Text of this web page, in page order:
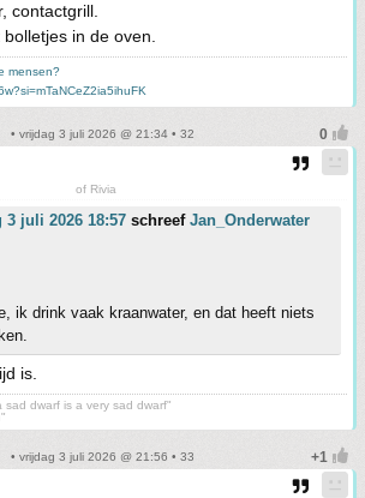
contactgrill.
in de oven.
mensen?
• vrijdag 3 juli 2026 @ 21:34 • 32
of Rivia
3 juli 2026 18:57 schreef Jan_Onderwater
ik drink vaak kraanwater, en dat heeft niets
is.
dwarf is a very sad dwarf"
• vrijdag 3 juli 2026 @ 21:56 • 33